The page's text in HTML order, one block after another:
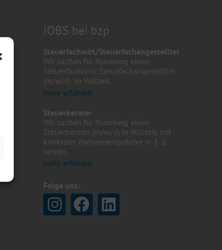
JOBS bei bzp
Steuerfachwirt/Steuerfachangestellter
Wir suchen für Nürnberg einen
Steuerfachwirt/ Steuefachangestellter
(m/w/d) in Vollzeit.
mehr erfahren
Steuerberater
Wir suchen für Nürnberg einen
Steuerberater (m/w/d) in Vollzeit, mit
konkreter Partnerperspektive in 1-2
Jahren.
mehr erfahren
Folge uns: